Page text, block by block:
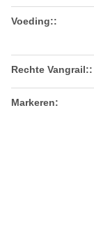
Voeding::
Rechte Vangrail::
Markeren: